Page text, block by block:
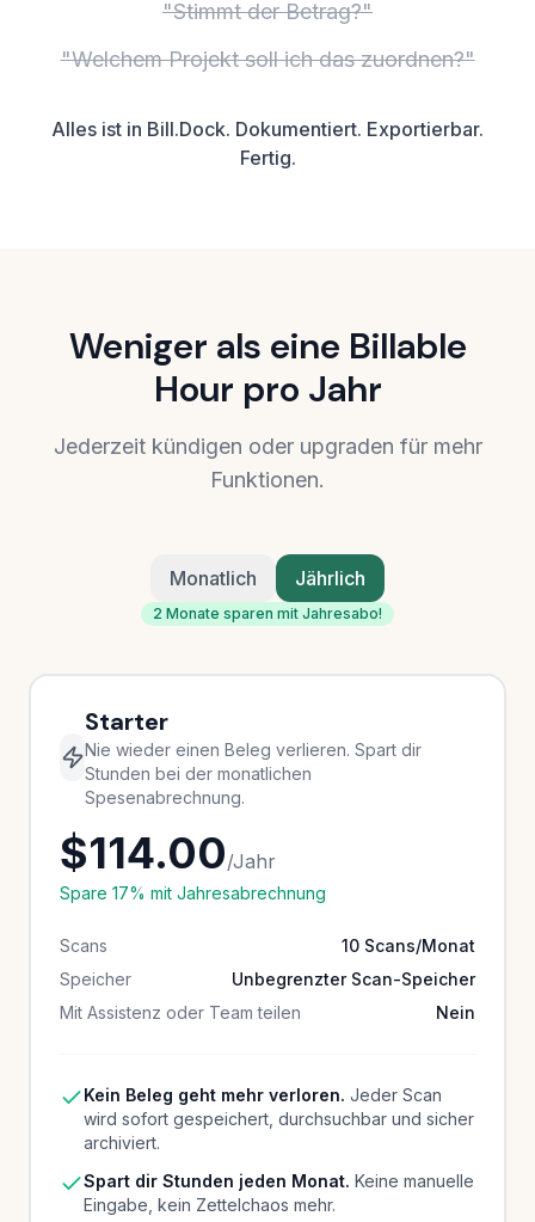
"Stimmt der Betrag?"
"Welchem Projekt soll ich das zuordnen?"
Alles ist in Bill.Dock. Dokumentiert. Exportierbar.
Fertig.
Weniger als eine Billable
Hour pro Jahr
Jederzeit kündigen oder upgraden für mehr
Funktionen.
Monatlich Jährlich
2 Monate sparen mit Jahresabo!
Starter
Nie wieder einen Beleg verlieren. Spart dir
Stunden bei der monatlichen
Spesenabrechnung.
$114.00/Jahr
Spare 17% mit Jahresabrechnung
Scans
10 Scans/Monat
Speicher
Unbegrenzter Scan-Speicher
Mit Assistenz oder Team teilen
Nein
Kein Beleg geht mehr verloren. Jeder Scan
wird sofort gespeichert, durchsuchbar und sicher
archiviert.
Spart dir Stunden jeden Monat. Keine manuelle
Eingabe, kein Zettelchaos mehr.